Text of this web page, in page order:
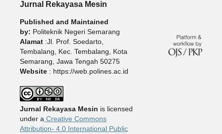
Jurnal Rekayasa Mesin
Published and Maintained
by: Politeknik Negeri Semarang
Alamat:Jl. Prof. Soedarto,
Tembalang, Kec. Tembalang, Kota
Semarang, Jawa Tengah 50275
Website: https://web.polines.ac.id
Jurnal Rekayasa Mesin is licensed
under a Creative Commons
Attribution- 4.0 International Public